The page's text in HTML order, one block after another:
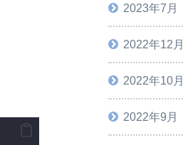
2023年7月
2022年12月
2022年10月
2022年9月